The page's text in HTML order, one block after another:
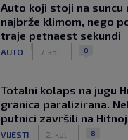
Auto koji stoji na suncu
najbrže klimom, nego
traje petnaest sekundi
AUTO 7. kol. 0
Totalni kolaps na jugu
granica paralizirana.
putnici završili na
VIJESTI 2. kol. 8